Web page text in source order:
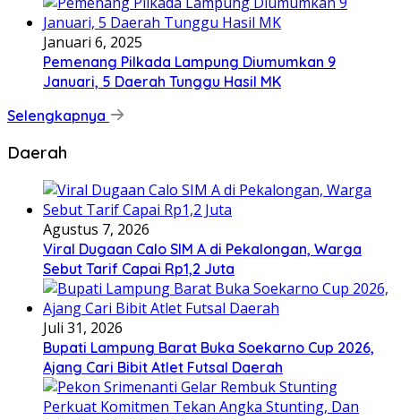
Januari 6, 2025
Pemenang Pilkada Lampung Diumumkan 9
Januari, 5 Daerah Tunggu Hasil MK
Selengkapnya
Daerah
Agustus 7, 2026
Viral Dugaan Calo SIM A di Pekalongan, Warga
Sebut Tarif Capai Rp1,2 Juta
Juli 31, 2026
Bupati Lampung Barat Buka Soekarno Cup 2026,
Ajang Cari Bibit Atlet Futsal Daerah